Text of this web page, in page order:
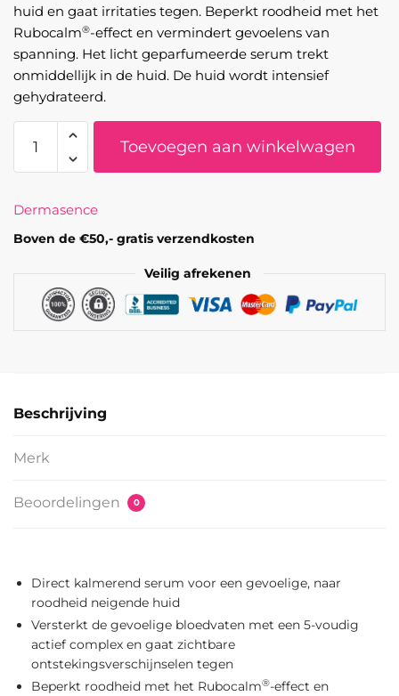
huid en gaat irritaties tegen. Beperkt roodheid met het
Rubocalm®-effect en vermindert gevoelens van
spanning. Het licht geparfumeerde serum trekt
onmiddellijk in de huid. De huid wordt intensief
gehydrateerd.
Rosamin
Intensively
soothing
aantal
Toevoegen aan winkelwagen
Dermasence
Boven de €50,- gratis verzendkosten
Veilig afrekenen
Beschrijving
Merk
Beoordelingen 0
Direct kalmerend serum voor een gevoelige, naar
roodheid neigende huid
Versterkt de gevoelige bloedvaten met een 5-voudig
actief complex en gaat zichtbare
ontstekingsverschijnselen tegen
Beperkt roodheid met het Rubocalm®-effect en